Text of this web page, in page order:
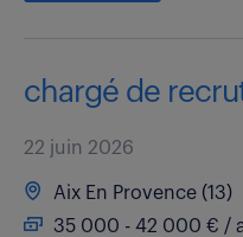
chargé de
22 juin 2026
Aix En Provence (13)
35 000 - 42 000 € /